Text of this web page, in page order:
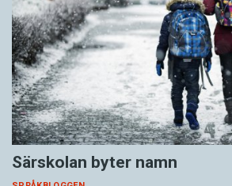
Särskolan byter namn